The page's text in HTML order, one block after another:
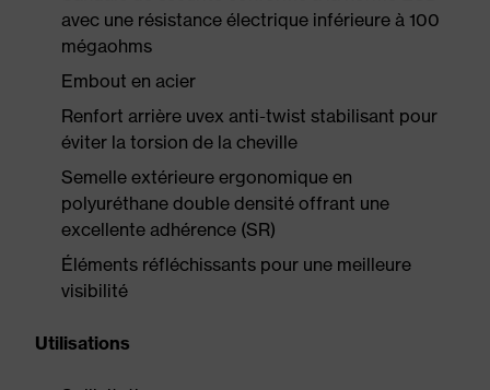
avec une résistance électrique inférieure à 100
mégaohms
Embout en acier
Renfort arrière uvex anti-twist stabilisant pour
éviter la torsion de la cheville
Semelle extérieure ergonomique en
polyuréthane double densité offrant une
excellente adhérence (SR)
Éléments réfléchissants pour une meilleure
visibilité
Utilisations